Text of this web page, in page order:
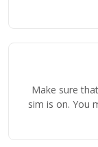
Make sure
sim is on. You